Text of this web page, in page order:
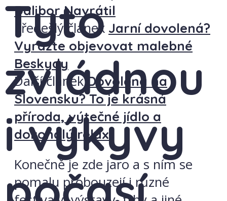
Tyto
zvládnou
i výkyvy
Dalibor Navrátil
Předešlý článek Jarní dovolená?
Vyrazte objevovat malebné
Beskydy
Další článek Dovolená na
Slovensku? To je krásná
příroda, výtečné jídlo a
dokonalý relax
Konečně je zde jaro a s ním se
pomalu probouzejí i různé